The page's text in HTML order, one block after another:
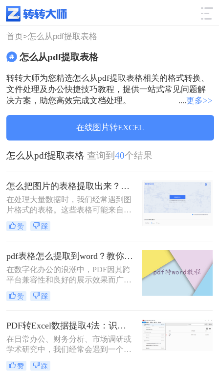
使用技巧 筛选
首页>怎么从pdf提取表格
怎么从pdf提取表格
转转大师为您精选怎么从pdf提取表格相关的格式转换、
文件处理及办公快捷技巧教程，提供一站式常见问题解
决方案，助您高效完成文档处理。
....更多>>
在线图片转EXCEL
怎么从pdf提取表格 查询到40个结果
怎么把图片的表格提取出来？这3个技巧教你轻松完成提取~！
在处理大量数据时，我们经常遇到图
片格式的表格。这些表格可能来自扫
描件、截屏或是其他数字图像。虽然
这些表格已经是图片格式，但想要在
是一项挑战。那么怎么把图片的表格
提取出来呢？本文将介绍几种从图片
中提取表格的方法，从基础到高级，
帮助您轻松应对这一任务。
赞 踩
pdf表格怎么提取到word？教你4招轻松转换！
在数字化办公的浪潮中，PDF因其跨
平台兼容性和良好的展示效果而广泛
应用于文件传输和存档。然而，当需
要从PDF中提取表格数据并编辑时，
选。那么pdf表格怎么提取到word呢？
本文将详细介绍几种将PDF表格提取
到Word的方法，帮助您轻松应对这一
常见需求。
赞 踩
PDF转Excel数据提取4法：识别率从60%到95%，差别在OCR设置！
在日常办公、财务分析、市场调研或
学术研究中，我们经常会遇到一个令
人头疼的问题：急需的数据被“锁”在
PDF格式的文件里。PDF因其出色的
赞 踩